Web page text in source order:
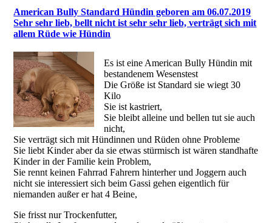
American Bully Standard Hündin geboren am 06.07.2019
Sehr sehr lieb, bellt nicht ist sehr sehr lieb, verträgt sich mit
allem Rüde wie Hündin
Es ist eine American Bully Hündin mit
bestandenem Wesenstest
Die Größe ist Standard sie wiegt 30
Kilo
Sie ist kastriert,
Sie bleibt alleine und bellen tut sie auch
nicht,
Sie verträgt sich mit Hündinnen und Rüden ohne Probleme
Sie liebt Kinder aber da sie etwas stürmisch ist wären standhafte
Kinder in der Familie kein Problem,
Sie rennt keinen Fahrrad Fahrern hinterher und Joggern auch
nicht sie interessiert sich beim Gassi gehen eigentlich für
niemanden außer er hat 4 Beine,
Sie frisst nur Trockenfutter,